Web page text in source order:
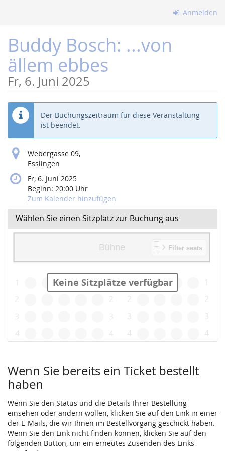
springen
Anmelden
Buddy Bosch: ...von
ällem ebbes
Fr, 6. Juni 2025
Der Buchungszeitraum für diese Veranstaltung
ist beendet.
Webergasse 09,
Esslingen
Fr, 6. Juni 2025
Beginn: 20:00 Uhr
Zum Kalender hinzufügen
Wählen Sie einen Sitzplatz zur Buchung aus
Keine Sitzplätze verfügbar
Wenn Sie bereits ein Ticket bestellt
haben
Wenn Sie den Status und die Details Ihrer Bestellung
einsehen oder ändern wollen, klicken Sie auf den Link in einer
der E-Mails, die wir Ihnen im Bestellvorgang geschickt haben.
Wenn Sie den Link nicht finden können, klicken Sie auf den
folgenden Button, um ein erneutes Zusenden des Links